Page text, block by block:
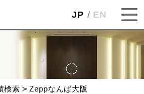
JP EN
検索 Zeppなんば大阪